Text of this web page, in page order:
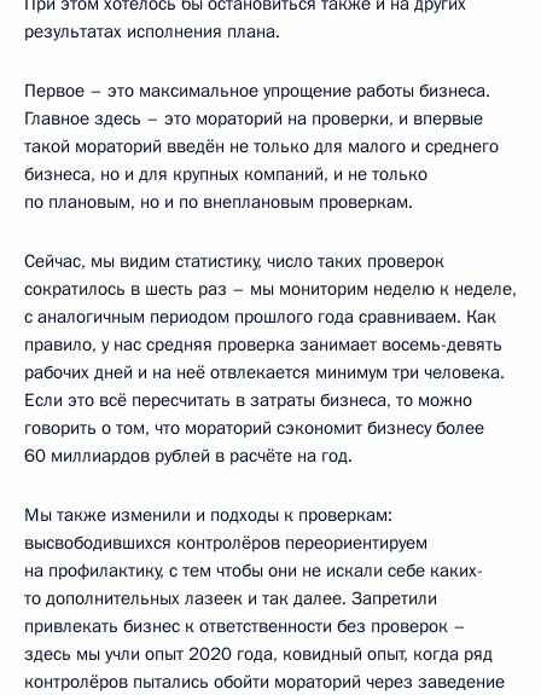
результатах исполнения плана.
Первое – это максимальное упрощение работы бизнеса.
Главное здесь – это мораторий на проверки, и впервые
такой мораторий введён не только для малого и среднего
бизнеса, но и для крупных компаний, и не только
по плановым, но и по внеплановым проверкам.
Сейчас, мы видим статистику, число таких проверок
сократилось в шесть раз – мы мониторим неделю к неделе,
с аналогичным периодом прошлого года сравниваем. Как
правило, у нас средняя проверка занимает восемь-девять
рабочих дней и на неё отвлекается минимум три человека.
Если это всё пересчитать в затраты бизнеса, то можно
говорить о том, что мораторий сэкономит бизнесу более
60 миллиардов рублей в расчёте на год.
Мы также изменили и подходы к проверкам:
высвободившихся контролёров переориентируем
на профилактику, с тем чтобы они не искали себе каких-
то дополнительных лазеек и так далее. Запретили
привлекать бизнес к ответственности без проверок –
здесь мы учли опыт 2020 года, ковидный опыт, когда ряд
контролёров пытались обойти мораторий через заведение